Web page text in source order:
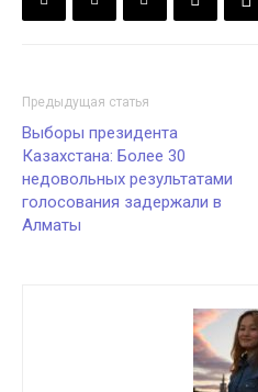
Предыдущая статья
Выборы президента
Казахстана: Более 30
недовольных результатами
голосования задержали в
Алматы